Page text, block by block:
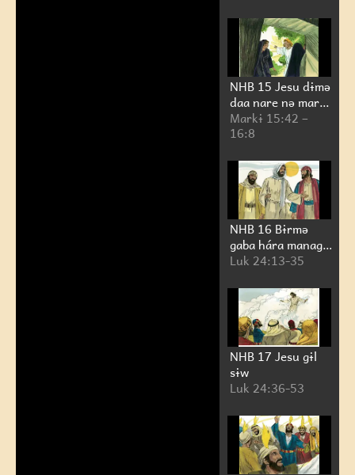
NHB 15 Jesu dɨmə
daa nare nə mare
dwar̰agɨ lə
Markɨ 15:42 –
16:8
NHB 16 Bɨrmə
gaba hára managɨ
Emawus SOR
Luk 24:13-35
NHB 17 Jesu gɨl
sɨw
Luk 24:36-53